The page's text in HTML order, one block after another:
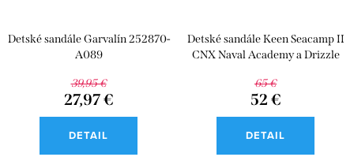
Detské sandále Garvalín 252870-
A089
39,95 €
27,97 €
DETAIL
Detské sandále Keen Seacamp II
CNX Naval Academy a Drizzle
65 €
52 €
DETAIL